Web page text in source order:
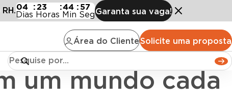
Área do ClienteSolicite uma proposta
04
Dias
:23
Horas
:44
Min
: 56
SegGaranta sua vaga!
cada vez mais digital
um mundo cada